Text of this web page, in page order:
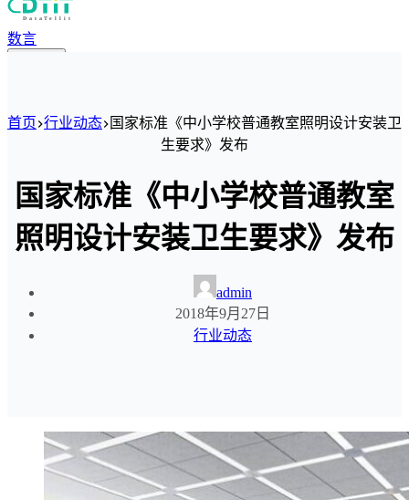
数言
首页 行业动态
国家标准《中小学校普通教室照明设计安装卫
生要求》发布
国家标准《中小学校普通教室
照明设计安装卫生要求》发布
admin
2018年9月27日
行业动态